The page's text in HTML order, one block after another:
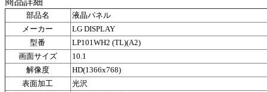
部品名
液晶パネル
メーカー
LG DISPLAY
型番
LP101WH2 (TL)(A2)
画面サイズ
10.1
解像度
HD(1366x768)
表面加工
光沢